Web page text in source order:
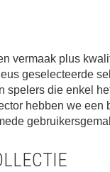
vermaak plus
geselecteerde
die enkel
hebben we een